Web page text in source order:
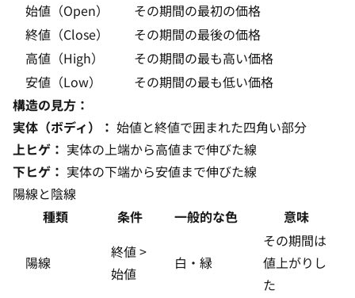
始値（Open）
その期間の最初の価格
終値（Close）
その期間の最後の価格
高値（High）
その期間の最も高い価格
安値（Low）
その期間の最も低い価格
構造の見方：
実体（ボディ）： 始値と終値で囲まれた四角い部分
上ヒゲ： 実体の上端から高値まで伸びた線
下ヒゲ： 実体の下端から安値まで伸びた線
陽線と陰線
種類
条件 一般的な色 意味
陽線
終値 >
始値
白・緑
その期間は
値上がりし
た